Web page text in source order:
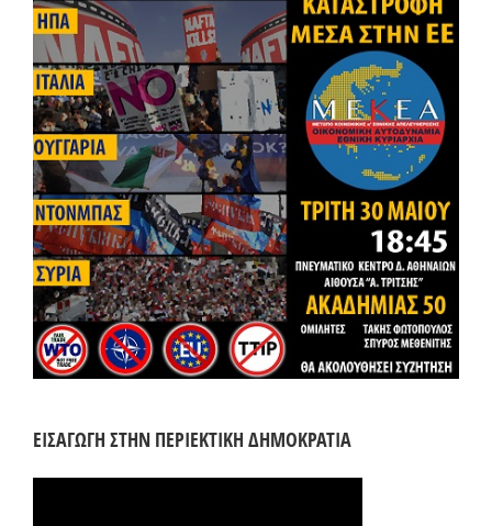
ΕΙΣΑΓΩΓΗ ΣΤΗΝ ΠΕΡΙΕΚΤΙΚΗ ΔΗΜΟΚΡΑΤΙΑ